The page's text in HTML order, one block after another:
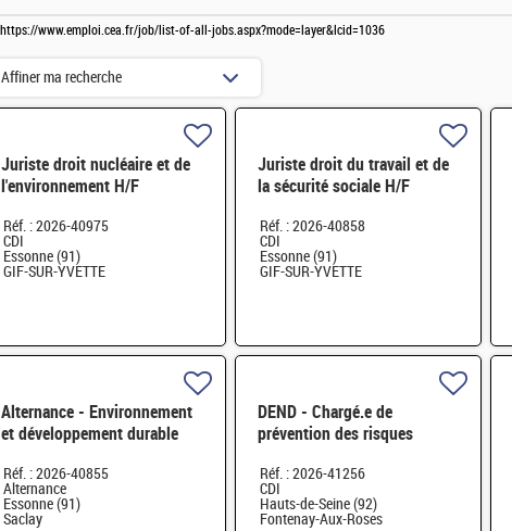
https://www.emploi.cea.fr/job/list-of-all-jobs.aspx?mode=layer&lcid=1036
Juriste droit nucléaire et de
l'environnement H/F
Réf. : 2026-40975
CDI
Essonne (91)
GIF-SUR-YVETTE
Juriste droit du travail et de
la sécurité sociale H/F
Réf. : 2026-40858
CDI
Essonne (91)
GIF-SUR-YVETTE
Alternance - Environnement
et développement durable
Réf. : 2026-40855
Alternance
Essonne (91)
Saclay
DEND - Chargé.e de
prévention des risques
en radioprotection H/F
Réf. : 2026-41256
CDI
Hauts-de-Seine (92)
Fontenay-Aux-Roses
Affiner ma recherche